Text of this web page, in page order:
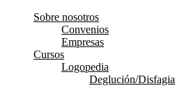
Sobre nosotros
Convenios
Empresas
Cursos
Logopedia
Deglución/Disfagia